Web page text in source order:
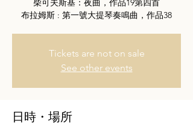
柴可夫斯基：夜曲，作品19第四首
Tickets are not on sale
See other events
日時・場所